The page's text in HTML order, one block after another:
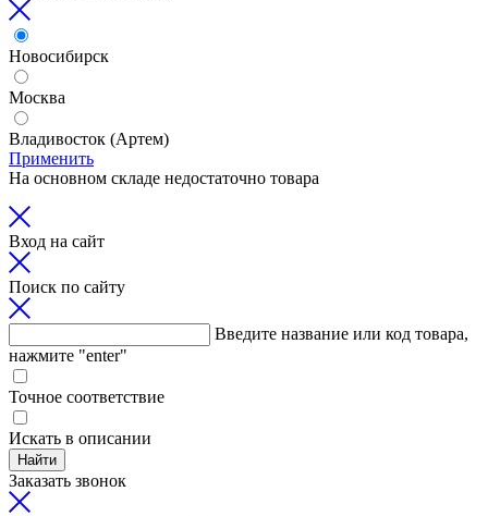
Новосибирск
Москва
Владивосток (Артем)
Применить
На основном складе недостаточно товара
Вход на сайт
Поиск по сайту
Введите название или код товара,
нажмите "enter"
Точное соответствие
Искать в описании
Найти
Заказать звонок